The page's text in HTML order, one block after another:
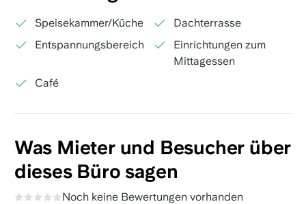
Speisekammer/Küche
Dachterrasse
Entspannungsbereich
Einrichtungen zum
Mittagessen
Café
Was Mieter und Besucher über
dieses Büro sagen
Noch keine Bewertungen vorhanden